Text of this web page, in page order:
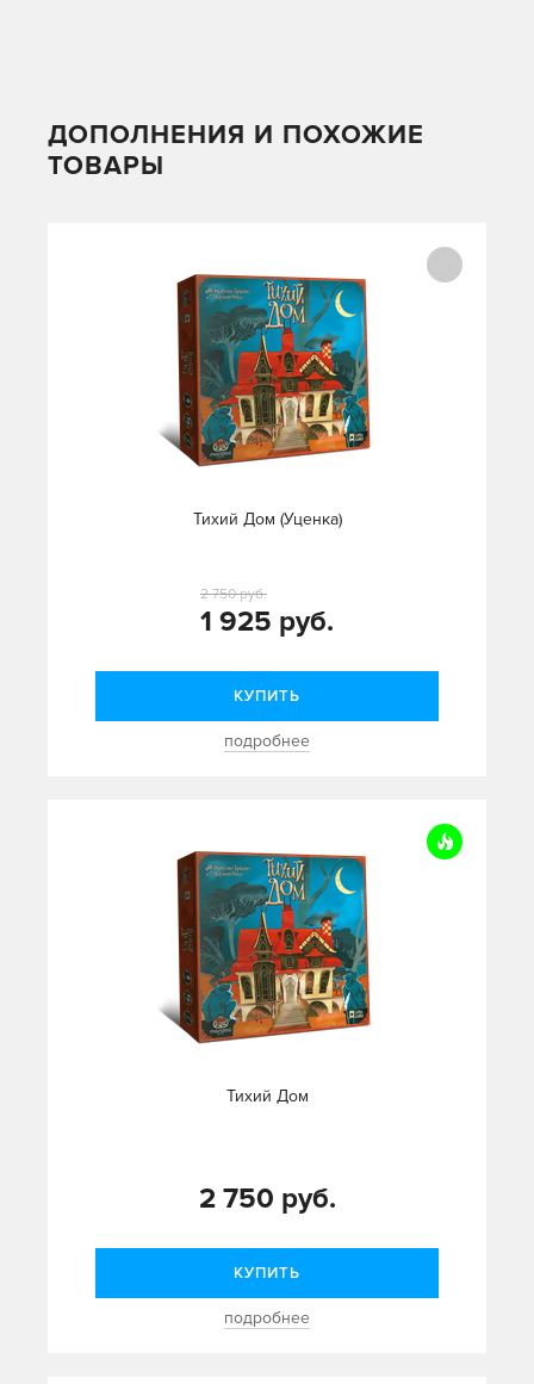
ДОПОЛНЕНИЯ И ПОХОЖИЕ
ТОВАРЫ
Тихий Дом (Уценка)
1 925 руб.
2 750 руб.
КУПИТЬ
подробнее
Тихий Дом
2 750 руб.
КУПИТЬ
подробнее